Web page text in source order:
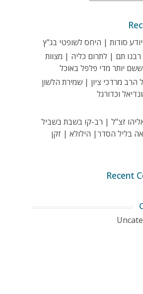
סודות | היחס לשופטי בג"ץ
תם | לתרום כליה | מצוות
יותר מדי פלפל באוכל
מרדכי ציון | שמירת הלשון
וכדורגל
זצ"ל | רב-קו בשבת בשביל
בליל הסדר| הילולא | זקן
Recent